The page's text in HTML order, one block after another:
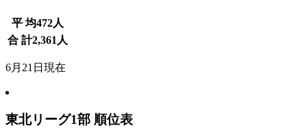
平 均472人
合 計2,361 人
6月21日現在
東北リーグ1部 順位表